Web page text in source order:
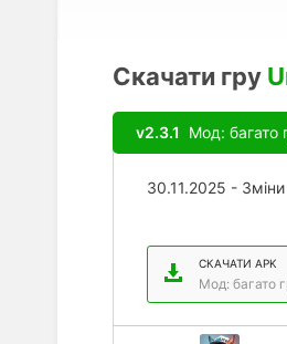
Скачати гру
v2.3.1 Мод: багато
30.11.2025 - Зміни
СКАЧАТИ APK
Мод: багато